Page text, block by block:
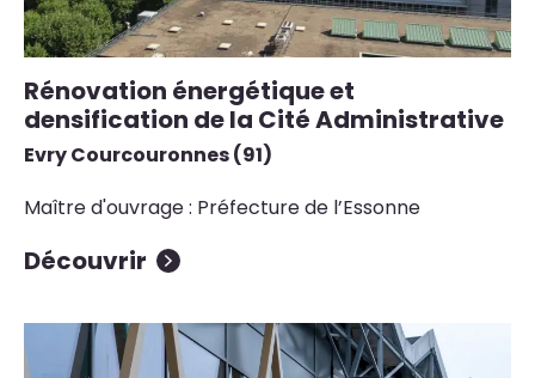
Rénovation énergétique et
densification de la Cité Administrative
Evry Courcouronnes (91)
Maître d'ouvrage : Préfecture de l’Essonne
Découvrir